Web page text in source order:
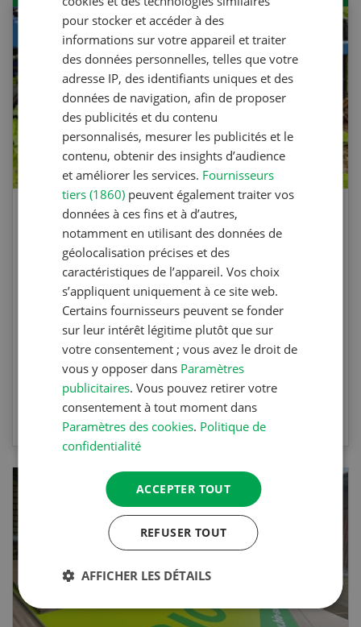
Agri Quiz sur le désherbage
mécanique
Testez vos connaissances en participant à
l’Agri Quiz de la Revue UFA. Les questions
portent sur le désherbage mécanique et les
machines spécifiques.
VERS LE QUIZ
pour stocker et accéder à des
informations sur votre appareil et traiter
des données personnelles, telles que votre
adresse IP, des identifiants uniques et des
données de navigation, afin de proposer
des publicités et du contenu
personnalisés, mesurer les publicités et le
contenu, obtenir des insights d’audience
et améliorer les services. Fournisseurs
tiers (1860) peuvent également traiter vos
données à ces fins et à d’autres,
notamment en utilisant des données de
géolocalisation précises et des
caractéristiques de l’appareil. Vos choix
s’appliquent uniquement à ce site web.
Certains fournisseurs peuvent se fonder
sur leur intérêt légitime plutôt que sur
votre consentement ; vous avez le droit de
vous y opposer dans Paramètres
publicitaires. Vous pouvez retirer votre
consentement à tout moment dans
Paramètres des cookies. Politique de
confidentialité
ACCEPTER TOUT
REFUSER TOUT
AFFICHER LES DÉTAILS